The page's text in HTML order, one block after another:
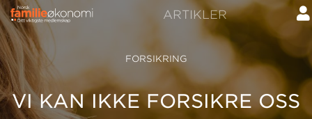
ARTIKLER
FORSIKRING
VI KAN IKKE FORSIKRE OSS